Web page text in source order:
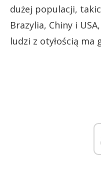
dużej populacji,
Brazylia, Chiny i
ludzi z otyłością ma